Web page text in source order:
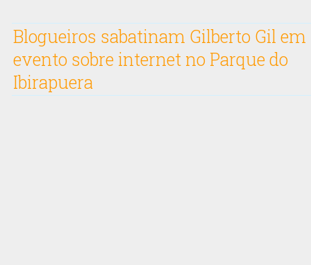
Blogueiros sabatinam Gilberto Gil em
evento sobre internet no Parque do
Ibirapuera